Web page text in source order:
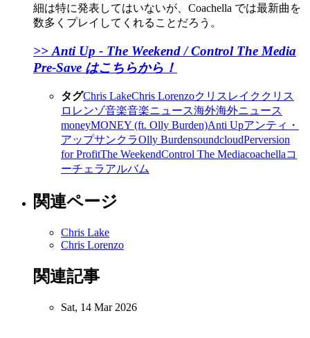
細は特に発表してはいないが、Coachella では最新曲を
数多くプレイしてくれることだろう。
>> ​Anti Up - The Weekend / Control The Media
Pre-Save はこちらから！
タグChris LakeChris Lorenzoクリスレイク クリス
ロレンゾ音楽音楽ニュース海外海外ニュース
moneyMONEY (ft. Olly Burden)Anti Upアンティ・
アップサンクラOlly BurdensoundcloudPerversion
for ProfitThe WeekendControl The Mediacoachellaコ
ーチェラアルバム
関連ページ
Chris Lake
Chris Lorenzo
関連記事
Sat, 14 Mar 2026